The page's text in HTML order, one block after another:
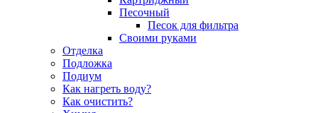
Песочный
Песок для фильтра
Своими руками
Отделка
Подложка
Подиум
Как нагреть воду?
Как очистить?